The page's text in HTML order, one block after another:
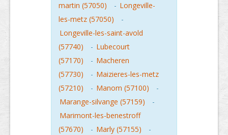
martin (57050)
- Longeville-
les-metz (57050)
-
Longeville-les-saint-avold
(57740)
- Lubecourt
(57170)
- Macheren
(57730)
- Maizieres-les-metz
(57210)
- Manom (57100)
-
Marange-silvange (57159)
-
Marimont-les-benestroff
(57670)
- Marly (57155)
-